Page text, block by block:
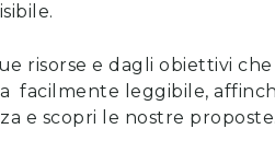
risorse e dagli obiettivi
facilmente leggibile,
e scopri le nostre proposte